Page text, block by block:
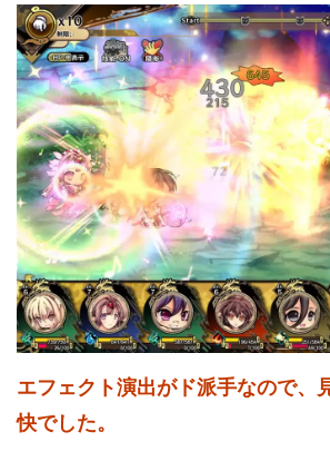
エフェクト演出がド派手なので、
快でした。